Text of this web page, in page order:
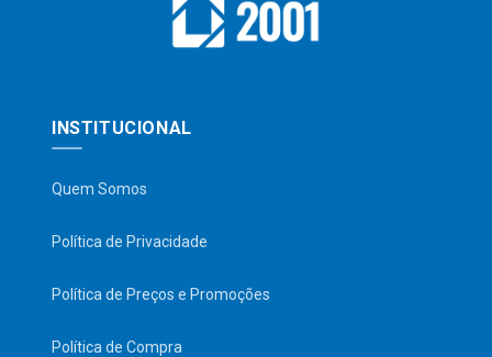
INSTITUCIONAL
Quem Somos
Política de Privacidade
Política de Preços e Promoções
Política de Compra